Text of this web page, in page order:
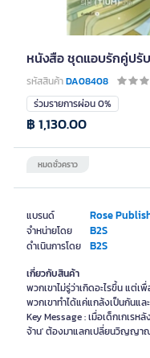
หนังสือ ชุดแอบรักคู่ปรั
รหัสสินค้าDA08408
แบรนด์ Rose
จำหน่ายโดย B2S
ดำเนินการโดย B2S
ร่วมรายการผ่อน 0%
หมดชั่วคราว
฿ 1,130.00
เกี่ยวกับสินค้า
พวกเขาไม่รู่ว่าเกิดอะไรขึ้น แต่
พวกเขาทำได้แค่แกล้งเป็นกันแล
Key Message : เมื่อเด็กเกเร
จ้าน' ต้องมาแลกเปลี่ยนวิญญา